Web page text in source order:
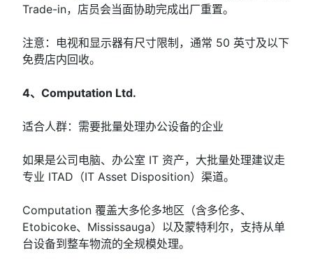
Trade-in，店员会当面协助完成出厂重置。
注意：电视和显示器有尺寸限制，通常 50 英寸及以下
免费店内回收。
4、Computation Ltd.
适合人群：需要批量处理办公设备的企业
如果是公司电脑、办公室 IT 资产，大批量处理建议走
专业 ITAD（IT Asset Disposition）渠道。
Computation 覆盖大多伦多地区（含多伦多、
Etobicoke、Mississauga）以及蒙特利尔，支持从单
台设备到整车物流的全规模处理。